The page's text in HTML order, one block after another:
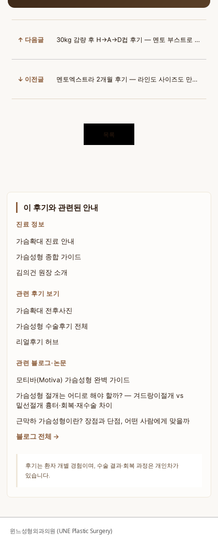
↑ 다음글 30kg 감량 후 H→A→D컵 후기 — 멘토 부스트로 되찾은 자신감
↓ 이전글 멘토엑스트라 2개월 후기 — 라인도 사이즈도 만족한 옷태 변화
목록
이 후기와 관련된 안내
진료 정보
가슴확대 진료 안내
가슴성형 종합 가이드
김의건 원장 소개
관련 후기 보기
가슴확대 전후사진
가슴성형 수술후기 전체
리얼후기 허브
관련 블로그·논문
모티바(Motiva) 가슴성형 완벽 가이드
가슴성형 절개는 어디로 해야 할까? — 겨드랑이절개 vs
밑선절개 흉터·회복·재수술 차이
근막하 가슴성형이란? 장점과 단점, 어떤 사람에게 맞을까
블로그 전체 →
후기는 환자 개별 경험이며, 수술 결과·회복 과정은 개인차가
있습니다.
윈느성형외과의원 (UNE Plastic Surgery)